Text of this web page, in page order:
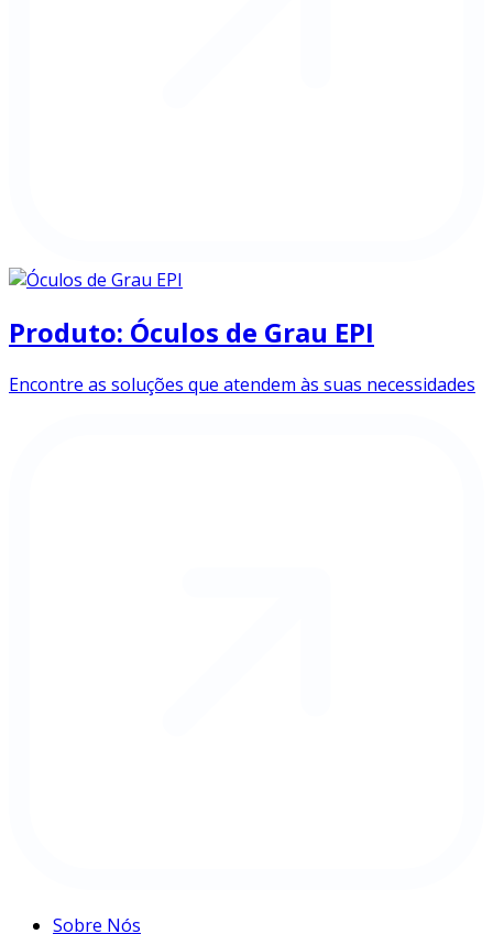
Produto: Óculos de Grau EPI
Encontre as soluções que atendem às suas necessidades
Sobre Nós